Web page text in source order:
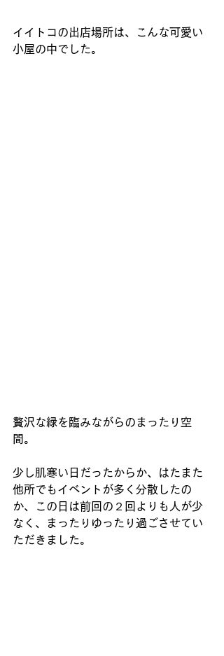
イイトコの出店場所は、こんな可愛い
小屋の中でした。
贅沢な緑を臨みながらのまったり空
間。
少し肌寒い日だったからか、はたまた
他所でもイベントが多く分散したの
か、この日は前回の２回よりも人が少
なく、まったりゆったり過ごさせてい
ただきました。